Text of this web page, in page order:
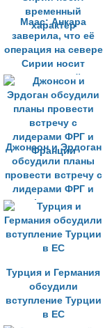
Маас: Анкара
заверила, что её
операция на севере
Сирии носит
временный
характер
Джонсон и Эрдоган
обсудили планы
провести встречу с
лидерами ФРГ и
Франции
Турция и Германия
обсудили
вступление Турции
в ЕС